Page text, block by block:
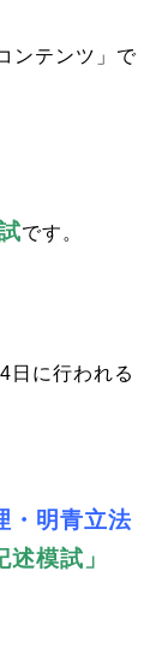
ンテンツ」で
です。
日に行われる
・明青立法
述模試」